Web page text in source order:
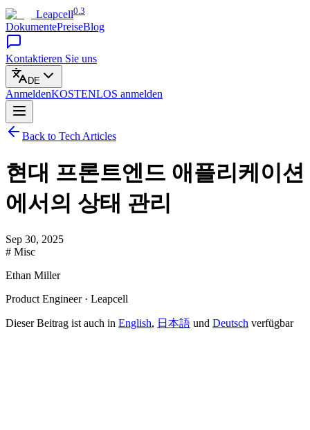
Leapcell0.3
DokumentePreiseBlog
Kontaktieren Sie uns
DE
AnmeldenKOSTENLOS anmelden
Back to Tech Articles
현대 프론트엔드 애플리케이션
에서의 상태 관리
Sep 30, 2025
# Misc
Ethan Miller
Product Engineer · Leapcell
Dieser Beitrag ist auch in English, 日本語 und Deutsch verfügbar